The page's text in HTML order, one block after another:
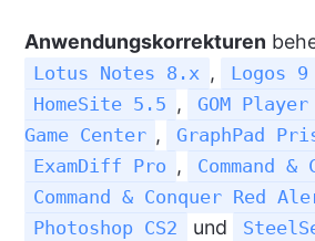
Anwendungskorrekturen
Lotus Notes 8.x , Logos 9
HomeSite 5.5 , GOM Player
Game Center , GraphPad
ExamDiff Pro , Command &
Command & Conquer Red
Photoshop CS2 und